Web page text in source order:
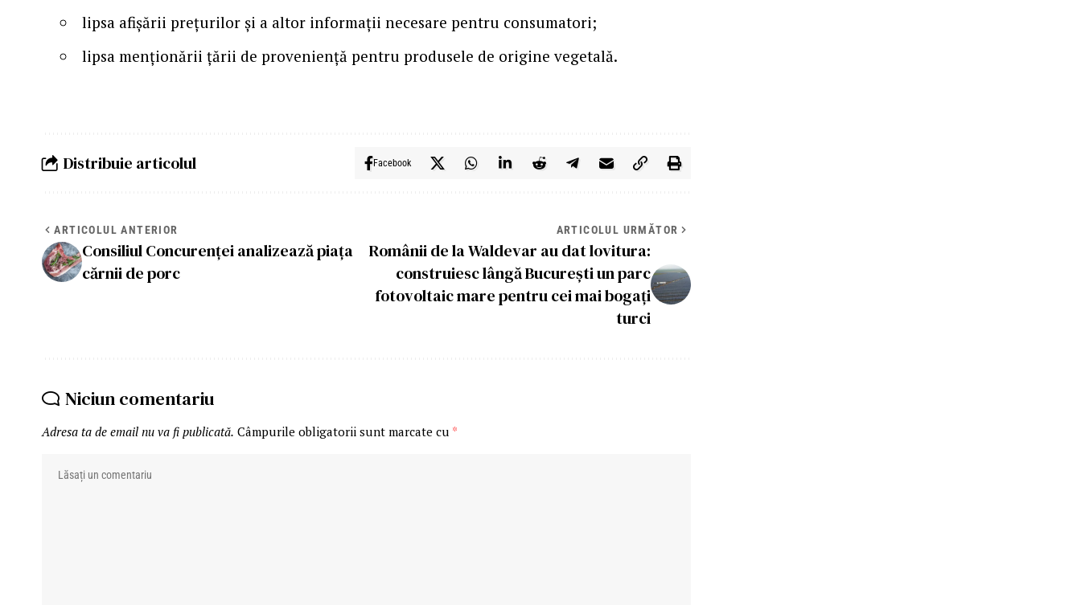
lipsa afișării prețurilor și a altor informații necesare pentru consumatori;
lipsa menționării țării de proveniență pentru produsele de origine vegetală.
Distribuie articolul Facebook
ARTICOLUL ANTERIOR
Consiliul Concurenței analizează piața
cărnii de porc
ARTICOLUL URMĂTOR
Românii de la Waldevar au dat lovitura:
construiesc lângă București un parc
fotovoltaic mare pentru cei mai bogați
turci
Niciun comentariu
Adresa ta de email nu va fi publicată. Câmpurile obligatorii sunt marcate cu *